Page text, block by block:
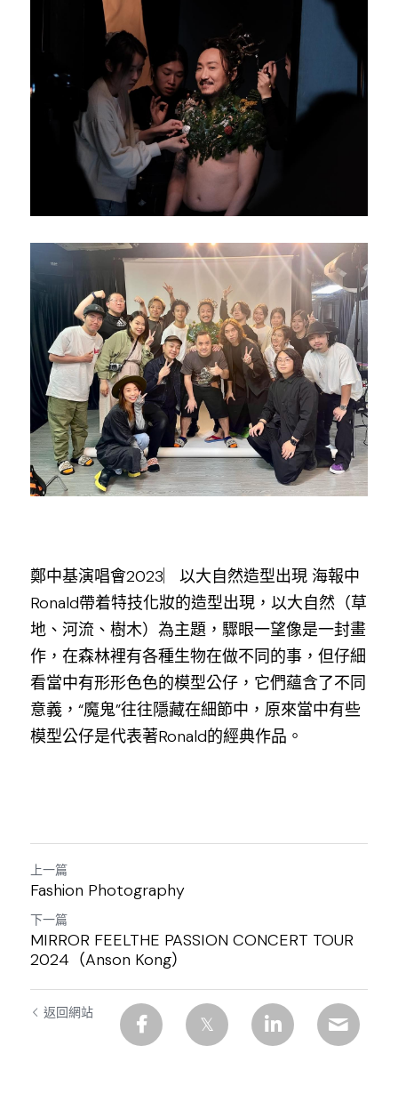
鄭中基演唱會2023︳以大自然造型出現 海報中
Ronald帶着特技化妝的造型出現，以大自然（草
地、河流、樹木）為主題，驟眼一望像是一封畫
作，在森林裡有各種生物在做不同的事，但仔細
看當中有形形色色的模型公仔，它們蘊含了不同
意義，“魔鬼”往往隱藏在細節中，原來當中有些
模型公仔是代表著Ronald的經典作品。
上一篇
Fashion Photography
下一篇
MIRROR FEELTHE PASSION CONCERT TOUR
2024（Anson Kong）
返回網站